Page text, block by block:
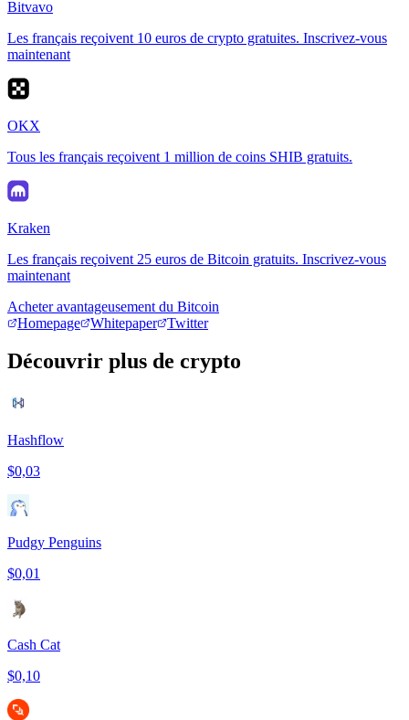
Bitvavo
Les français reçoivent 10 euros de crypto gratuites. Inscrivez-vous
maintenant
OKX
Tous les français reçoivent 1 million de coins SHIB gratuits.
Kraken
Les français reçoivent 25 euros de Bitcoin gratuits. Inscrivez-vous
maintenant
Acheter avantageusement du Bitcoin
Homepage
Whitepaper Twitter
Découvrir plus de crypto
Hashflow
$0,03
Pudgy Penguins
$0,01
Cash Cat
$0,10